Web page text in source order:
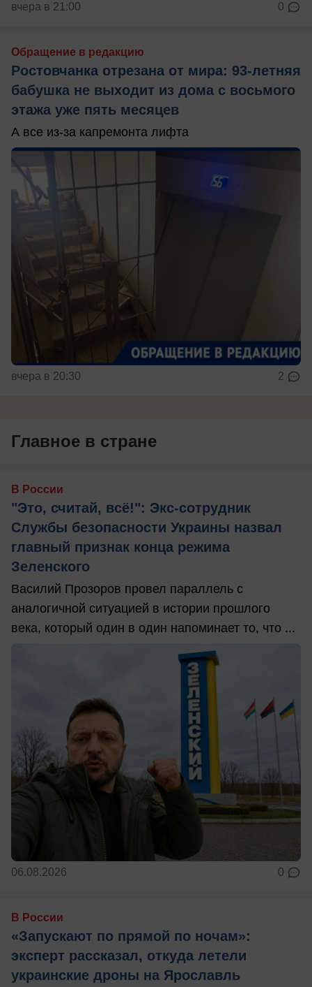
вчера в 21:00 0
Обращение в редакцию
Ростовчанка отрезана от мира: 93-летняя
бабушка не выходит из дома с восьмого
этажа уже пять месяцев
А все из-за капремонта лифта
вчера в 20:30 2
Главное в стране
В России
"Это, считай, всё!": Экс-сотрудник
Службы безопасности Украины назвал
главный признак конца режима
Зеленского
Василий Прозоров провел параллель с
аналогичной ситуацией в истории прошлого
века, который один в один напоминает то, что ...
06.08.2026 0
В России
«Запускают по прямой по ночам»:
эксперт рассказал, откуда летели
украинские дроны на Ярославль